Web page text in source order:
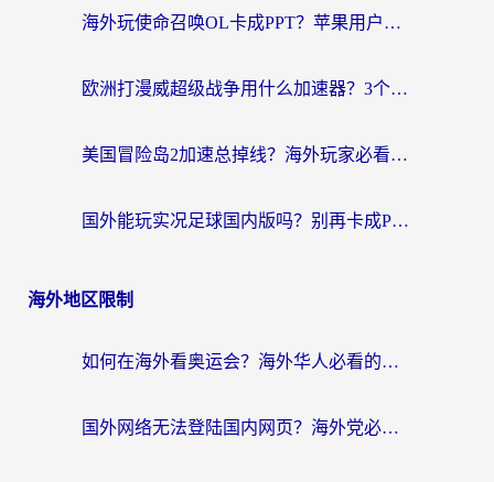
海外玩使命召唤OL卡成PPT？苹果用户必看：使命召唤OL国外加速器下载苹果版指南
欧洲打漫威超级战争用什么加速器？3个海外游戏卡顿问题一次解决（附实测推荐）
美国冒险岛2加速总掉线？海外玩家必看的国服游戏加速器选择指南
国外能玩实况足球国内版吗？别再卡成PPT！海外党国服游戏加速全攻略
海外地区限制
如何在海外看奥运会？海外华人必看的体育赛事直播终极指南
国外网络无法登陆国内网页？海外党必看：选对回国加速器实现无缝访问